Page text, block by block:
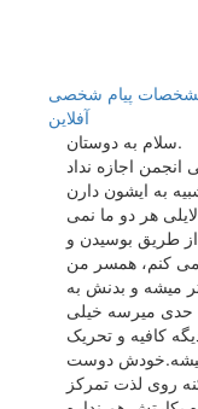
پیام شخصی
آفلاين
سلام به دوستان.
اجازه نداد
هر دو ما نمی
طریق بوسیدن و
می کنم، همسر من
میشه و بدنش به
حدی میرسه خیلی
کافیه و تحریک
میشه.خودش دوست
روی لذت تمرکز